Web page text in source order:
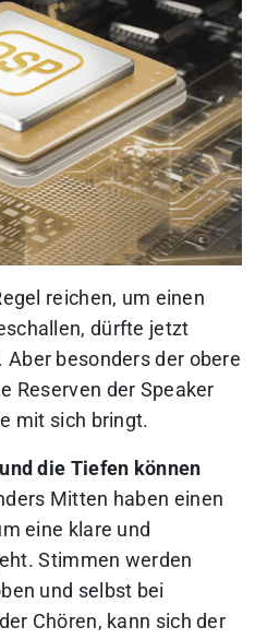
reichen, um einen
dürfte jetzt
besonders der obere
Reserven der Speaker
mit sich bringt.
die Tiefen können
Mitten haben einen
eine klare und
Stimmen werden
und selbst bei
Chören, kann sich der